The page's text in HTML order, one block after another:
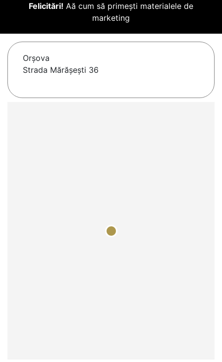
Felicitări! Aă cum să primești materialele de
marketing
Orşova
Strada Mărășești 36